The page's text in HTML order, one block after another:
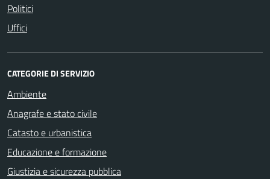
Politici
Uffici
CATEGORIE DI SERVIZIO
Ambiente
Anagrafe e stato civile
Catasto e urbanistica
Educazione e formazione
Giustizia e sicurezza pubblica